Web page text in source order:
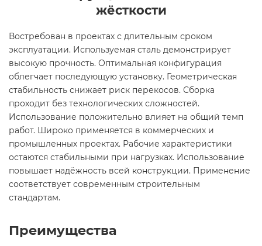
жёсткости
Востребован в проектах с длительным сроком
эксплуатации. Используемая сталь демонстрирует
высокую прочность. Оптимальная конфигурация
облегчает последующую установку. Геометрическая
стабильность снижает риск перекосов. Сборка
проходит без технологических сложностей.
Использование положительно влияет на общий темп
работ. Широко применяется в коммерческих и
промышленных проектах. Рабочие характеристики
остаются стабильными при нагрузках. Использование
повышает надёжность всей конструкции. Применение
соответствует современным строительным
стандартам.
Преимущества